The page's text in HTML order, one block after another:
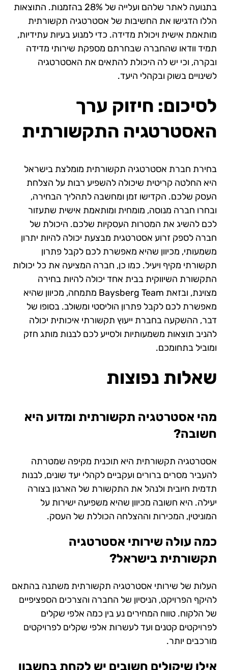
בתנועה לאתר שלהם ועלייה של 28% בהזמנות. התוצאות
הללו הדגישו את החשיבות של אסטרטגיה תקשורתית
מותאמת אישית ויכולת מדידה. כדי למנוע בעיות עתידיות,
תמיד וודאו שהחברה שבחרתם מספקת שירותי מדידה
ובקרה, וכי יש לה היכולת להתאים את האסטרטגיה
לשינויים בשוק ובקהלי היעד.
לסיכום: חיזוק ערך
האסטרטגיה התקשורתית
בחירת חברת אסטרטגיה תקשורתית מומלצת בישראל
היא החלטה קריטית שיכולה להשפיע רבות על הצלחת
העסק שלכם. הקדישו זמן ומחשבה לתהליך הבחירה,
ובחרו חברה מנוסה, מומחית ומותאמת אישית שתעזור
לכם להשיג את המטרות העסקיות שלכם. היכולת של
חברה לספק זרוע אסטרטגית מבצעת יכולה להיות יתרון
משמעותי, מכיוון שהיא מאפשרת לכם לקבל פתרון
תקשורתי מקיף ויעיל. כמו כן, חברה המציעה את כל יכולות
התקשורת השיווקית בבית אחד יכולה להיות בחירה
מצוינת, ובזאת Baysberg Team מתמחה, מכיוון שהיא
מאפשרת לכם לקבל פתרון הוליסטי ומשולב. בסופו של
דבר, ההשקעה בחברת ייעוץ תקשורתי איכותית יכולה
להניב תוצאות משמעותיות ולסייע לכם לבנות מותג חזק
ומוביל בתחומכם.
שאלות נפוצות
מהי אסטרטגיה תקשורתית ומדוע היא
חשובה?
אסטרטגיה תקשורתית היא תוכנית מקיפה שמטרתה
להעביר מסרים ברורים ועקביים לקהלי יעד שונים, לבנות
תדמית חיובית ולנהל את התקשורת של הארגון בצורה
יעילה. היא חשובה מכיוון שהיא משפיעה ישירות על
המוניטין, המכירות וההצלחה הכוללת של העסק.
כמה עולה שירותי אסטרטגיה
תקשורתית בישראל?
העלות של שירותי אסטרטגיה תקשורתית משתנה בהתאם
להיקף הפרויקט, הניסיון של החברה והצרכים הספציפיים
של הלקוח. טווח המחירים נע בין כמה אלפי שקלים
לפרויקטים קטנים ועד לעשרות אלפי שקלים לפרויקטים
מורכבים יותר.
אילו שיקולים חשובים יש לקחת בחשבון